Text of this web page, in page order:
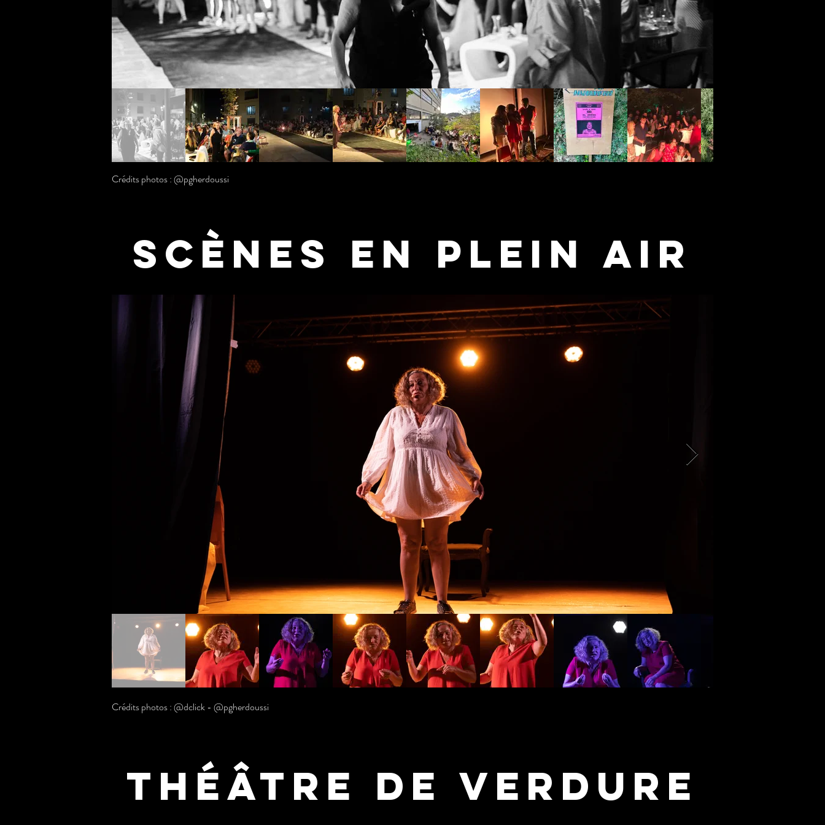
Crédits photos : @pgherdoussi
scènes en PLEIN AIR
Crédits photos : @dclick - @pgherdoussi
Théâtre de VERDURE